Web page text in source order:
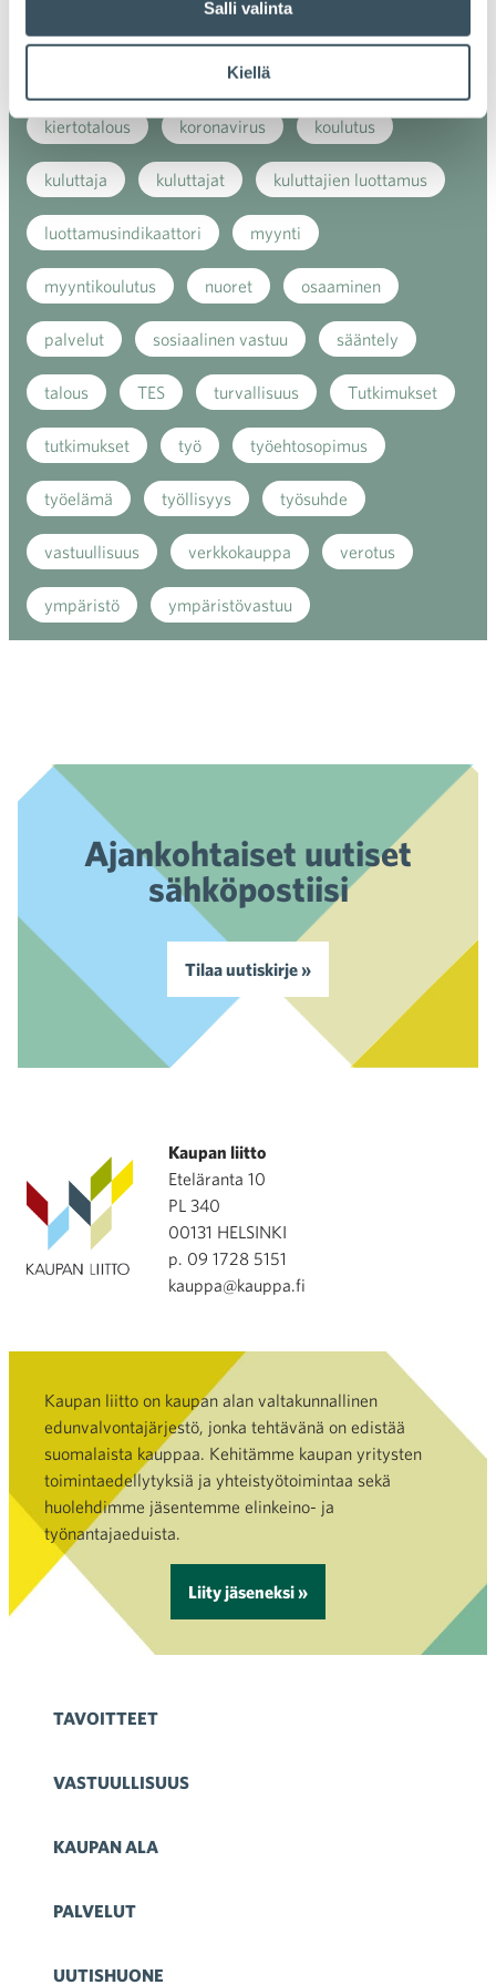
Salli valinta
Kiellä
kansainvälinen verkkokauppa
kauppa
kiertotalous koronavirus koulutus
kuluttaja kuluttajat kuluttajien luottamus
luottamusindikaattori myynti
myyntikoulutus nuoret osaaminen
palvelut sosiaalinen vastuu sääntely
talous TES turvallisuus Tutkimukset
tutkimukset työ työehtosopimus
työelämä työllisyys työsuhde
vastuullisuus verkkokauppa verotus
ympäristö ympäristövastuu
Ajankohtaiset uutiset
sähköpostiisi
Tilaa uutiskirje »
Kaupan liitto
Eteläranta 10
PL 340
00131 HELSINKI
p. 09 1728 5151
kauppa@kauppa.fi
Kaupan liitto on kaupan alan valtakunnallinen
edunvalvontajärjestö, jonka tehtävänä on edistää
suomalaista kauppaa. Kehitämme kaupan yritysten
toimintaedellytyksiä ja yhteistyötoimintaa sekä
huolehdimme jäsentemme elinkeino- ja
työnantajaeduista.
Liity jäseneksi »
TAVOITTEET
VASTUULLISUUS
KAUPAN ALA
PALVELUT
UUTISHUONE